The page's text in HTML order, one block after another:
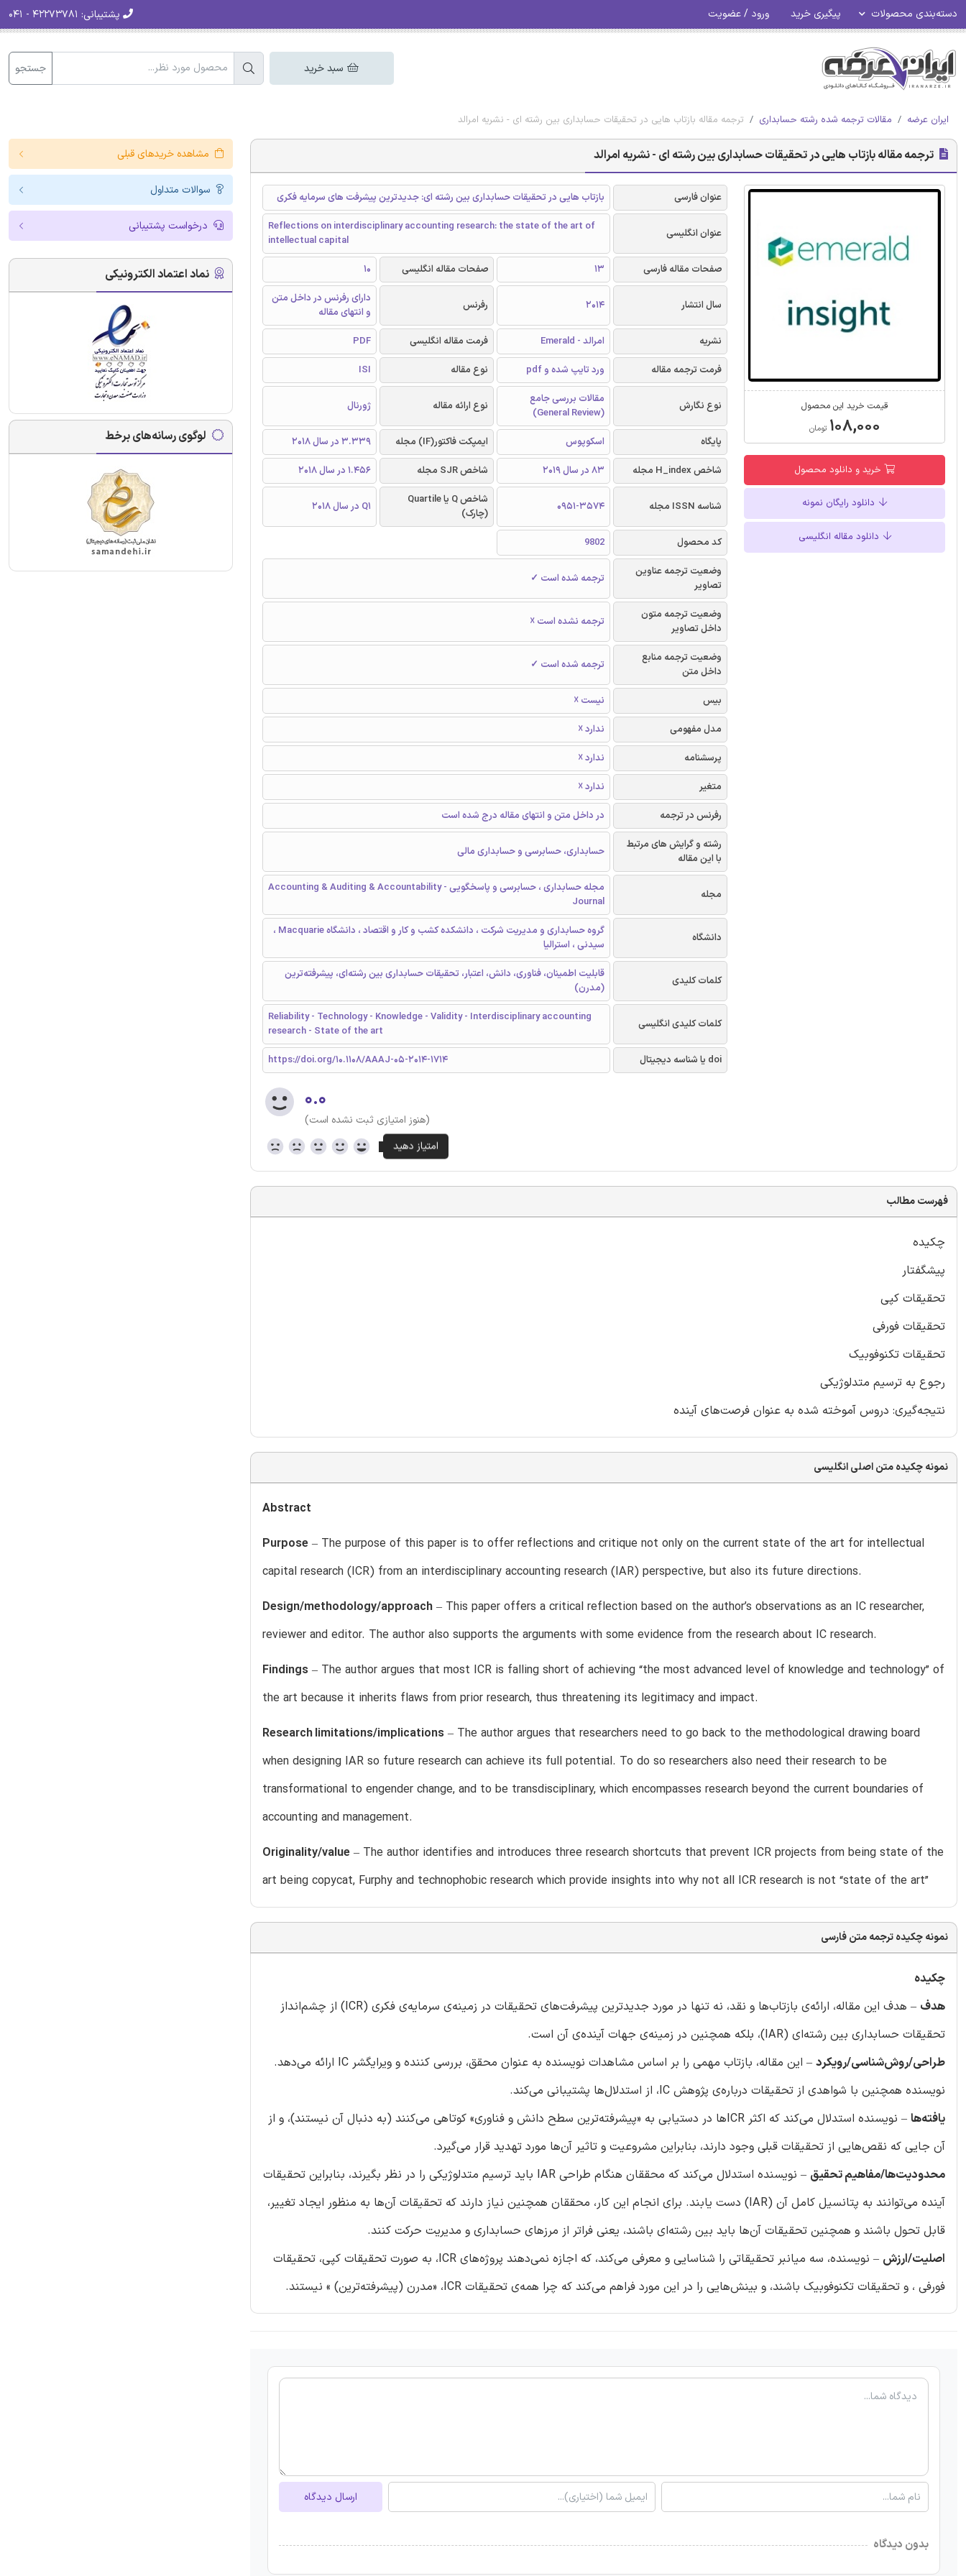
دسته‌بندی محصولات پیگیری خرید ورود / عضویت پشتیبانی:
سبد خرید جستجو
ایران عرضه مقالات ترجمه شده رشته حسابداری ترجمه مقاله بازتاب هایی در تحقیقات حسابداری بین رشته ای - نشریه امرالد
ترجمه مقاله بازتاب هایی در تحقیقات حسابداری بین رشته ای - نشریه امرالد
قیمت خرید این محصول
۱۰۸,۰۰۰ تومان
خرید و دانلود محصول
دانلود رایگان نمونه
دانلود مقاله انگلیسی
عنوان فارسی بازتاب هایی در تحقیقات حسابداری بین رشته ای: جدیدترین پیشرفت های سرمایه‌ فکری
عنوان انگلیسی
Reflections on interdisciplinary accounting research: the state of the art of
intellectual capital
صفحات مقاله فارسی
13 صفحات مقاله انگلیسی 10
سال انتشار 2014 رفرنس
دارای رفرنس در داخل متن
و انتهای مقاله
نشریه
امرالد - Emerald فرمت مقاله انگلیسی
PDF
فرمت ترجمه مقاله
ورد تایپ شده و pdf نوع مقاله ISI
نوع نگارش
مقالات بررسی جامع
(General Review)
نوع ارائه مقاله ژورنال
پایگاه اسکوپوس ایمپکت فاکتور(IF) مجله
3.339 در سال 2018
شاخص H_index مجله
83 در سال 2019 شاخص SJR مجله 1.456 در سال 2018
شناسه ISSN مجله 0951-3574
شاخص Q یا Quartile
(چارک)
Q1 در سال 2018
کد محصول
9802
وضعیت ترجمه عناوین
تصاویر
ترجمه شده است ✓
وضعیت ترجمه متون
داخل تصاویر
ترجمه نشده است ☓
وضعیت ترجمه منابع
داخل متن
ترجمه شده است ✓
بیس
نیست ☓
مدل مفهومی
ندارد ☓
پرسشنامه
ندارد ☓
متغیر
ندارد ☓
رفرنس در ترجمه
در داخل متن و انتهای مقاله درج شده است
رشته و گرایش های مرتبط
با این مقاله
حسابداری، حسابرسی و حسابداری مالی
مجله
مجله حسابداری ، حسابرسی و پاسخگویی - Accounting & Auditing & Accountability
Journal
دانشگاه
گروه حسابداری و مدیریت شرکت ، دانشکده کشب و کار و اقتصاد ، دانشگاه Macquarie ،
سیدنی ، استرالیا
کلمات کلیدی
قابلیت اطمینان، فناوری، دانش، اعتبار، تحقیقات حسابداری بین رشته‌ای، پیشرفته‌ترین
(مدرن)
کلمات کلیدی انگلیسی
Reliability - Technology - Knowledge - Validity - Interdisciplinary accounting
research - State of the art
doi یا شناسه دیجیتال
https://doi.org/10.1108/AAAJ-05-2014-1714
۰.۰
(هنوز امتیازی ثبت نشده است)
فهرست مطالب
چکیده
پیشگفتار
تحقیقات کپی
تحقیقات فورفی
تحقیقات تکنوفوبیک
رجوع به ترسیم متدلوژیکی
نتیجه‌گیری: دروس آموخته شده به عنوان فرصت‌های آینده
نمونه چکیده متن اصلی انگلیسی
Abstract
Purpose – The purpose of this paper is to offer reflections and critique not only on the current state of the art for intellectual
capital research (ICR) from an interdisciplinary accounting research (IAR) perspective, but also its future directions.
Design/methodology/approach – This paper offers a critical reflection based on the author’s observations as an IC researcher,
reviewer and editor. The author also supports the arguments with some evidence from the research about IC research.
Findings – The author argues that most ICR is falling short of achieving “the most advanced level of knowledge and technology” of
the art because it inherits flaws from prior research, thus threatening its legitimacy and impact.
Research limitations/implications – The author argues that researchers need to go back to the methodological drawing board
when designing IAR so future research can achieve its full potential. To do so researchers also need their research to be
transformational to engender change, and to be transdisciplinary, which encompasses research beyond the current boundaries of
accounting and management.
Originality/value – The author identifies and introduces three research shortcuts that prevent ICR projects from being state of the
art being copycat, Furphy and technophobic research which provide insights into why not all ICR research is not “state of the art”
نمونه چکیده ترجمه متن فارسی
چکیده
هدف
– هدف این مقاله، ارائه‌ی بازتاب‌ها و نقد، نه تنها در مورد جدیدترین پیشرفت‌های تحقیقات در زمینه‌ی سرمایه‌ی فکری (ICR) از چشم‌انداز
تحقیقات حسابداری بین رشته‌ای (IAR)، بلکه همچنین در زمینه‌ی جهات آینده‌ی آن است.
طراحی/روش‌شناسی/رویکرد
– این مقاله، بازتاب مهمی را بر اساس مشاهدات نویسنده به عنوان محقق، بررسی کننده و ویرایگشر IC ارائه می‌دهد.
نویسنده همچنین با شواهدی از تحقیقات درباره‌ی پژوهش IC، از استدلال‌ها پشتیبانی می‌کند.
یافته‌ها
– نویسنده استدلال می‌کند که اکثر ICRها در دستیابی به «پیشرفته‌ترین سطح دانش و فناوری» کوتاهی می‌کنند (به دنبال آن نیستند)، و از
آن جایی که نقص‌هایی از تحقیقات قبلی وجود دارند، بنابراین مشروعیت و تاثیر آن‌ها مورد تهدید قرار می‌گیرد.
محدودیت‌ها/مفاهیم تحقیق
– نویسنده استدلال می‌کند که محققان هنگام طراحی IAR باید ترسیم متدلوژیکی را در نظر بگیرند، بنابراین تحقیقات
آینده می‌توانند به پتانسیل کامل آن (IAR) دست یابند. برای انجام این کار، محققان همچنین نیاز دارند که تحقیقات آن‌ها به منظور ایجاد تغییر،
قابل تحول باشند و همچنین تحقیقات آن‌ها باید بین رشته‌ای باشند، یعنی فراتر از مرزهای حسابداری و مدیریت حرکت کنند.
اصلیت/ارزش
– نویسنده، سه میانبر تحقیقاتی را شناسایی و معرفی می‌کند، که اجازه نمی‌دهند پروژه‌های ICR، به صورت تحقیقات کپی، تحقیقات
فورفی ، و تحقیقات تکنوفوبیک باشند، و بینش‌هایی را در این مورد فراهم می‌کند که چرا همه‌ی تحقیقات ICR، «مدرن (پیشرفته‌ترین) » نیستند.
ارسال دیدگاه
بدون دیدگاه
مشاهده خریدهای قبلی
سوالات متداول
درخواست پشتیبانی
نماد اعتماد الکترونیکی
لوگوی رسانه‌های برخط